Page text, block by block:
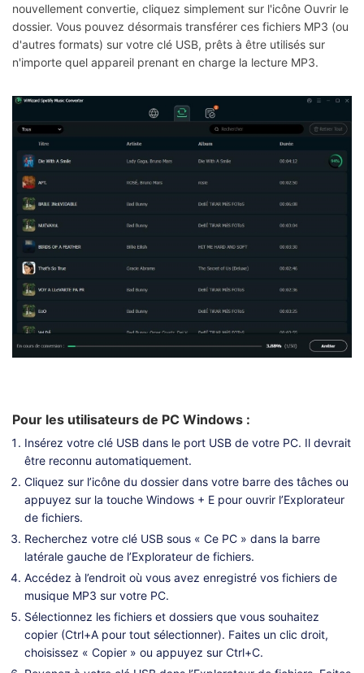
nouvellement convertie, cliquez simplement sur l'icône Ouvrir le
dossier. Vous pouvez désormais transférer ces fichiers MP3 (ou
d'autres formats) sur votre clé USB, prêts à être utilisés sur
n'importe quel appareil prenant en charge la lecture MP3.
Pour les utilisateurs de PC Windows :
Insérez votre clé USB dans le port USB de votre PC. Il devrait
être reconnu automatiquement.
Cliquez sur l’icône du dossier dans votre barre des tâches ou
appuyez sur la touche Windows + E pour ouvrir l’Explorateur
de fichiers.
Recherchez votre clé USB sous « Ce PC » dans la barre
latérale gauche de l’Explorateur de fichiers.
Accédez à l’endroit où vous avez enregistré vos fichiers de
musique MP3 sur votre PC.
Sélectionnez les fichiers et dossiers que vous souhaitez
copier (Ctrl+A pour tout sélectionner). Faites un clic droit,
choisissez « Copier » ou appuyez sur Ctrl+C.